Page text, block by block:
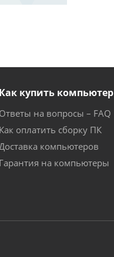
Как купить компьютер
Ответы на вопросы – FAQ
Как оплатить сборку ПК
компьютеров
Гарантия на компьютеры